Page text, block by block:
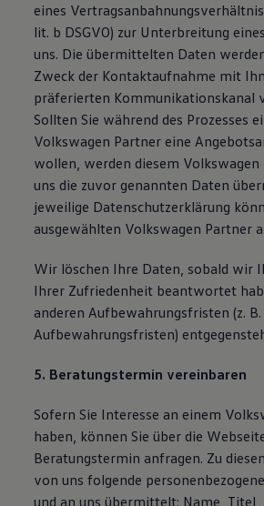
eines
lit. b DSGVO) zur Unterbreitung
uns. Die übermittelten Daten
Zweck der Kontaktaufnahme mit
präferierten Kommunikationskanal
Sollten Sie während des Prozesses
Volkswagen Partner eine
wollen, werden diesem
uns die zuvor genannten Daten
jeweilige Datenschutzerklärung
ausgewählten Volkswagen Partner
Wir löschen Ihre Daten, sobald wir
Ihrer Zufriedenheit beantwortet
anderen Aufbewahrungsfristen (z.
Aufbewahrungsfristen)
5. Beratungstermin vereinbaren
Sofern Sie Interesse an einem
haben, können Sie über die
Beratungstermin anfragen. Zu
von uns folgende
und an uns übermittelt: Name, Titel,